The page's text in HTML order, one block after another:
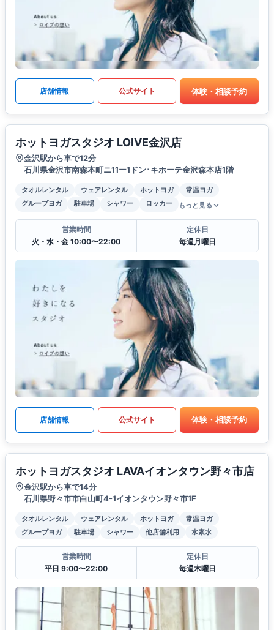
店舗情報 公式サイト 体験・相談予約
ホットヨガスタジオ LOIVE金沢店
金沢駅から車で12分
石川県金沢市南森本町ニ11ー1ドン･キホーテ金沢森本店1階
タオルレンタル ウェアレンタル ホットヨガ
常温ヨガ
グループヨガ
駐車場 シャワー ロッカー もっと見る
営業時間
火・水・金 10:00〜22:00
定休日
毎週月曜日
店舗情報 公式サイト 体験・相談予約
ホットヨガスタジオ LAVAイオンタウン野々市店
金沢駅から車で14分
石川県野々市市白山町4-1イオンタウン野々市1F
タオルレンタル ウェアレンタル ホットヨガ
常温ヨガ
グループヨガ
駐車場 シャワー 他店舗利用 水素水
営業時間
平日 9:00〜22:00
定休日
毎週木曜日